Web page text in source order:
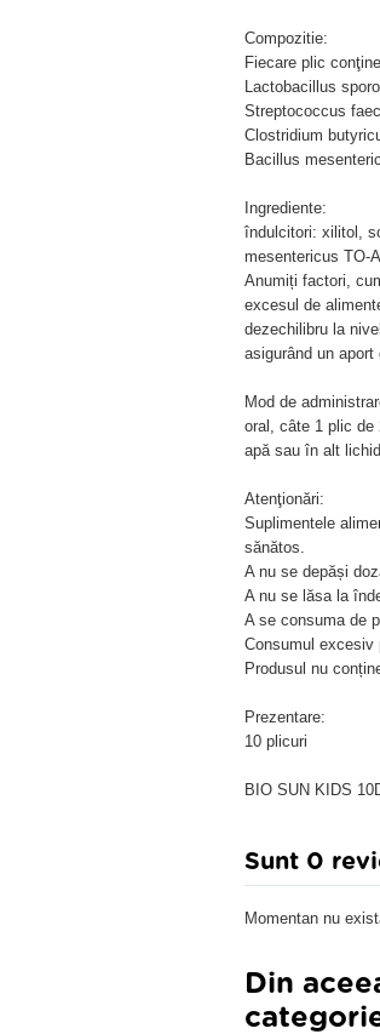
Compozitie:
Fiecare plic
Lactobacillus
Streptococcus
Clostridium
Bacillus
Ingrediente:
îndulcitori: xilitol,
mesentericus TO-
Anumiți factori,
excesul de
dezechilibru la
asigurând un
Mod de
oral, câte 1 plic de
apă sau în alt
Atenţionări:
Suplimentele
sănătos.
A nu se depăși
A nu se lăsa la
A se consuma de
Consumul excesiv
Produsul nu
Prezentare:
10 plicuri
BIO SUN KIDS
Sunt 0
Momentan nu
Din